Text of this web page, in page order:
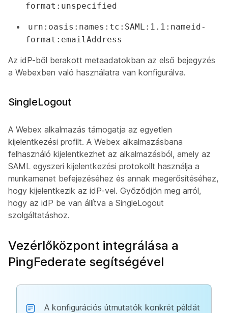
format:unspecified
urn:oasis:names:tc:SAML:1.1:nameid-
format:emailAddress
Az idP-ből berakott metaadatokban az első bejegyzés
a Webexben való használatra van konfigurálva.
SingleLogout
A Webex alkalmazás támogatja az egyetlen
kijelentkezési profilt. A Webex alkalmazásbana
felhasználó kijelentkezhet az alkalmazásból, amely az
SAML egyszeri kijelentkezési protokollt használja a
munkamenet befejezéséhez és annak megerősítéséhez,
hogy kijelentkezik az idP-vel. Győződjön meg arról,
hogy az idP be van állítva a SingleLogout
szolgáltatáshoz.
Vezérlőközpont integrálása a
PingFederate segítségével
A konfigurációs útmutatók konkrét példát